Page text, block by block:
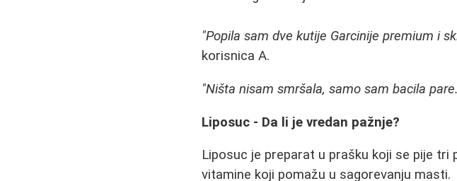
"Popila sam dve kutije Garcinije premium i
korisnica A.
"Ništa nisam smršala, samo sam bacila
Liposuc - Da li je vredan pažnje?
Liposuc je preparat u prašku koji se pije tri
vitamine koji pomažu u sagorevanju masti.